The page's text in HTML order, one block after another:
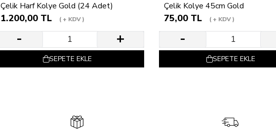
Çelik Harf Kolye Gold (24 Adet)
1.200,00 TL + KDV
SEPETE EKLE
Çelik Kolye 45cm Gold
75,00 TL + KDV
SEPETE EKLE